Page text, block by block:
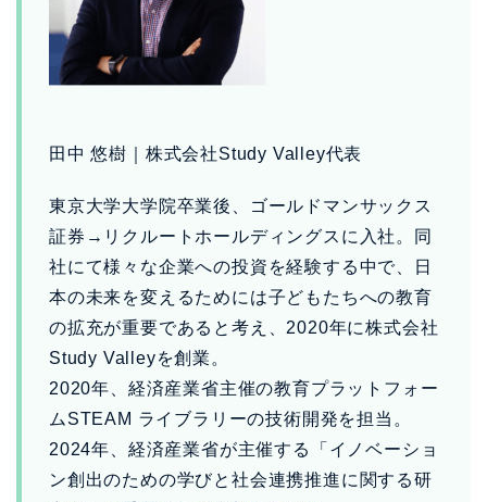
田中 悠樹｜株式会社Study Valley代表
東京大学大学院卒業後、ゴールドマンサックス
証券→リクルートホールディングスに入社。同
社にて様々な企業への投資を経験する中で、日
本の未来を変えるためには子どもたちへの教育
の拡充が重要であると考え、2020年に株式会社
Study Valleyを創業。
2020年、経済産業省主催の教育プラットフォー
ムSTEAM ライブラリーの技術開発を担当。
2024年、経済産業省が主催する「イノベーショ
ン創出のための学びと社会連携推進に関する研